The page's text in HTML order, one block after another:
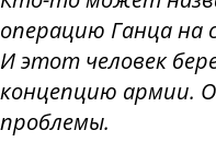
операцию Ганца на
И этот человек
концепцию армии.
проблемы.